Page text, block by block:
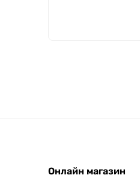
Онлайн магазин